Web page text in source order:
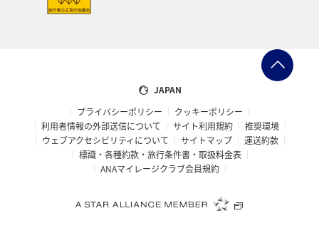
JAPAN
プライバシーポリシー
クッキーポリシー
利用者情報の外部送信について
サイト利用規約
推奨環境
ウェブアクセシビリティについて
サイトマップ
運送約款
標識・各種約款・旅行条件書・取扱料金表
ANAマイレージクラブ会員規約